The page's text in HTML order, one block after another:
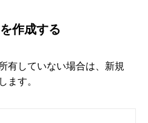
作成する
有していない場合は、新規
ます。